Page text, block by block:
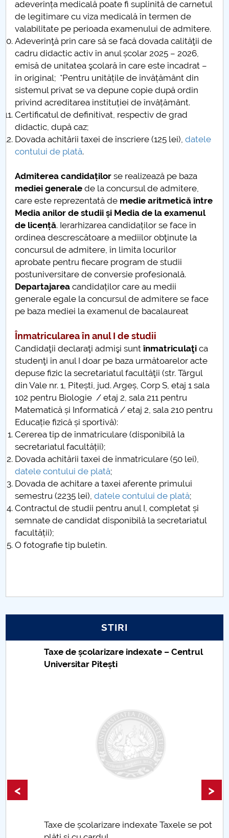
adeverința medicală poate fi suplinită de carnetul
de legitimare cu viza medicală în termen de
valabilitate pe perioada examenului de admitere.
Adeverinţă prin care să se facă dovada calităţii de
cadru didactic activ în anul școlar 2025 – 2026,
emisă de unitatea şcolară în care este încadrat –
în original; *Pentru unitățile de învățământ din
sistemul privat se va depune copie după ordin
privind acreditarea instituției de învățământ.
Certificatul de definitivat, respectiv de grad
didactic, după caz;
Dovada achitării taxei de înscriere (125 lei),datele
contului de plată.
Admiterea candidațilorse realizează pe baza
mediei generale de la concursul de admitere,
care este reprezentată de medie aritmetică între
Media anilor de studii și Media de la examenul
de licență. Ierarhizarea candidaților se face în
ordinea descrescătoare a mediilor obţinute la
concursul de admitere, în limita locurilor
aprobate pentru fiecare program de studii
postuniversitare de conversie profesională.
Departajarea candidaților care au medii
generale egale la concursul de admitere se face
pe baza mediei la examenul de bacalaureat
Înmatricularea în anul I de studii
Candidaţii declaraţi admişi suntînmatriculaţica
studenţi în anul I doar pe baza următoarelor acte
depuse fizic la secretariatul facultăţii (str. Târgul
din Vale nr. 1, Pitești, jud. Argeș, Corp S, etaj 1 sala
102 pentru Biologie / etaj 2, sala 211 pentru
Matematică și Informatică / etaj 2, sala 210 pentru
Educație fizică și sportivă):
Cererea tip de înmatriculare (disponibilă la
secretariatul facultății);
Dovada achitării taxei de înmatriculare (50 lei),
datele contului de plată;
Dovada de achitare a taxei aferente primului
semestru (2235 lei),datele contului de plată;
Contractul de studii pentru anul I, completat și
semnatede candidat disponibilă la secretariatul
facultății);
O fotografie tip buletin.
STIRI
Taxe de școlarizare indexate – Centrul
Universitar Pitești
Taxe de școlarizare indexate Taxele se pot
< >